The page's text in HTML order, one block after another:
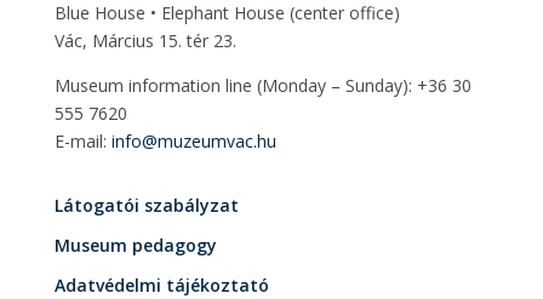
Blue House • Elephant House (center office)
Vác, Március 15. tér 23.
Museum information line (Monday – Sunday): +36 30
555 7620
E-mail: info@muzeumvac.hu
Látogatói szabályzat
Museum pedagogy
Adatvédelmi tájékoztató